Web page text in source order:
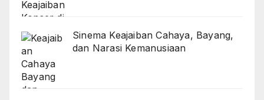
Sinema Keajaiban Cahaya, Bayang,
dan Narasi Kemanusiaan